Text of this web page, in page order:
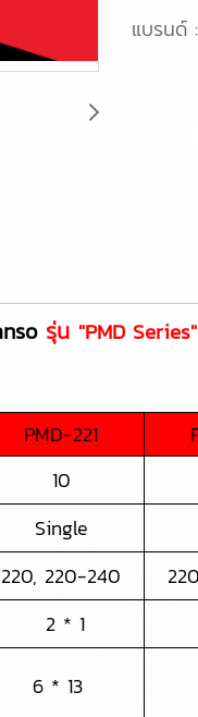
แบรนด์ :
รุ่น "PMD Series"
PMD-221
10
Single
220, 220-240
2 * 1
6 * 13